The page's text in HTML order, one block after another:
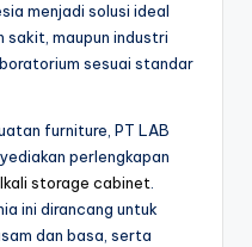
menjadi solusi ideal
sakit, maupun industri
sesuai standar
furniture, PT LAB
perlengkapan
storage cabinet.
ini dirancang untuk
dan basa, serta